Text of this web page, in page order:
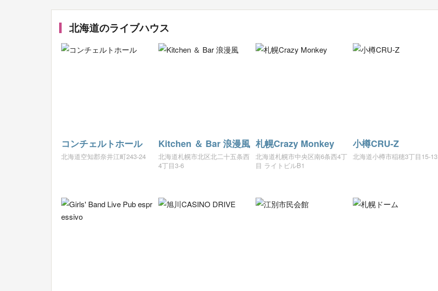
北海道のライブハウス
コンチェルトホール
北海道空知郡奈井江町243-24
Kitchen ＆ Bar 浪漫風
北海道札幌市北区北二十五条西
4丁目3-6
札幌Crazy Monkey
北海道札幌市中央区南6条西4丁
目 ライトビルB1
小樽CRU-Z
北海道小樽市稲穂3丁目15-13